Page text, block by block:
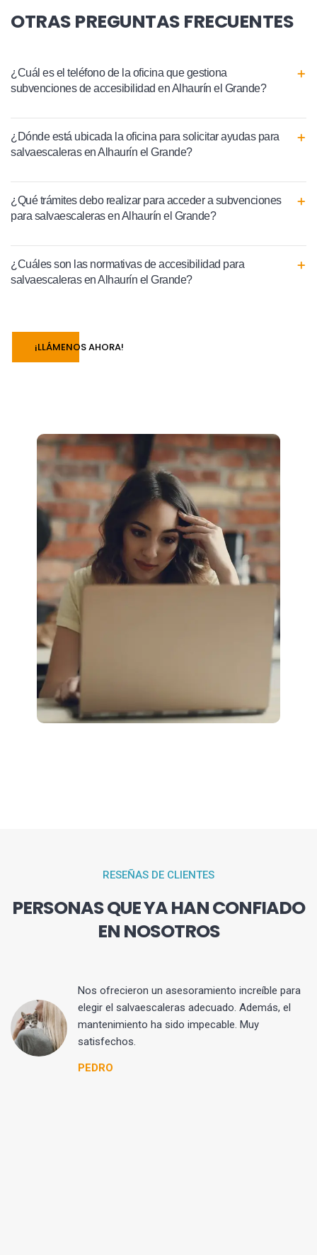
OTRAS PREGUNTAS FRECUENTES
¿Cuál es el teléfono de la oficina que gestiona
subvenciones de accesibilidad en Alhaurín el Grande?
¿Dónde está ubicada la oficina para solicitar ayudas para
salvaescaleras en Alhaurín el Grande?
¿Qué trámites debo realizar para acceder a subvenciones
para salvaescaleras en Alhaurín el Grande?
¿Cuáles son las normativas de accesibilidad para
salvaescaleras en Alhaurín el Grande?
¡LLÁMENOS AHORA!
RESEÑAS DE CLIENTES
PERSONAS QUE YA HAN CONFIADO
EN NOSOTROS
Nos ofrecieron un asesoramiento increíble para
elegir el salvaescaleras adecuado. Además, el
mantenimiento ha sido impecable. Muy
satisfechos.
PEDRO